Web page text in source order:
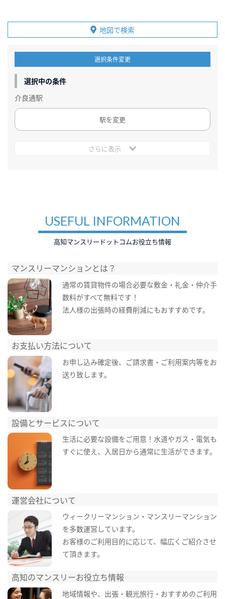
地図で検索
選択条件変更
選択中の条件
介良通駅
駅を変更
さらに表示
USEFUL INFORMATION
高知マンスリードットコムお役立ち情報
マンスリーマンションとは？
通常の賃貸物件の場合必要な敷金・礼金・仲介手
数料がすべて無料です！
法人様の出張時の経費削減にもおすすめです。
お支払い方法について
お申し込み確定後、ご請求書・ご利用案内等をお
送り致します。
設備とサービスについて
生活に必要な設備をご用意！水道やガス・電気も
すぐに使え、入居日から通常に生活ができます。
運営会社について
ウィークリーマンション・マンスリーマンション
を多数運営しています。
お客様のご利用目的に応じて、幅広くご紹介させ
て頂きます。
高知のマンスリーお役立ち情報
地域情報や、出張・観光旅行・おすすめのご利用